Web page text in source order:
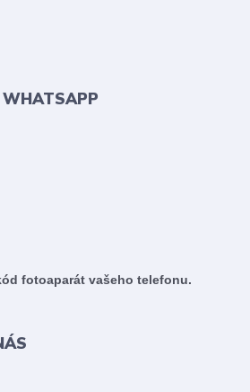
fotoaparát vašeho telefonu.